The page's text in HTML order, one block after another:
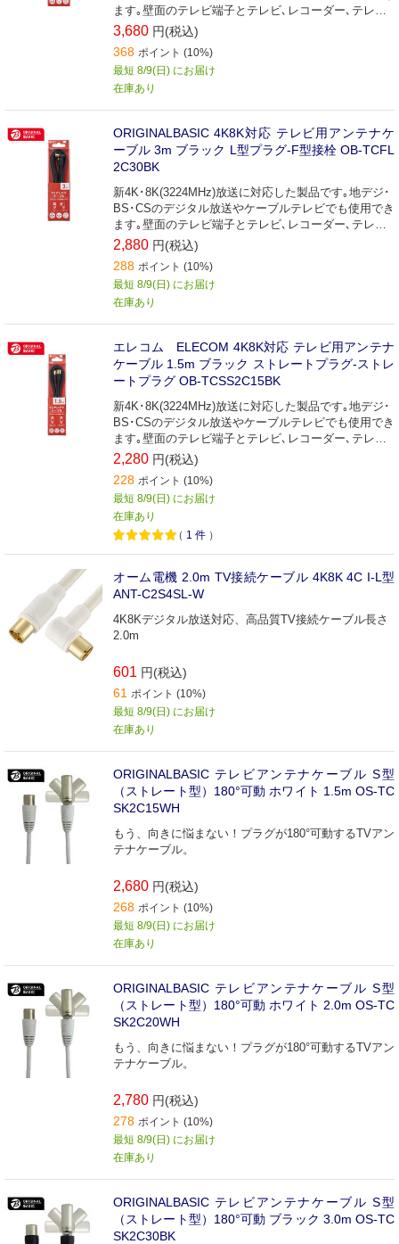
ます｡壁面のテレビ端子とテレビ､レコーダー､テレビ
チューナー付パソコンなどの接続に最適な接続ケーブ
ルです(5m)｡
3,680 円(税込)
368 ポイント (10%)
最短 8/9(日) にお届け
在庫あり
ORIGINALBASIC 4K8K対応 テレビ用アンテナケ
ーブル 3m ブラック L型プラグ-F型接栓 OB-TCFL
2C30BK
新4K･8K(3224MHz)放送に対応した製品です｡地デジ･
BS･CSのデジタル放送やケーブルテレビでも使用でき
ます｡壁面のテレビ端子とテレビ､レコーダー､テレビ
チューナー付パソコンなどの接続に最適な接続ケーブ
ルです(3m)｡
2,880 円(税込)
288 ポイント (10%)
最短 8/9(日) にお届け
在庫あり
エレコム ELECOM 4K8K対応 テレビ用アンテナ
ケーブル 1.5m ブラック ストレートプラグ-ストレ
ートプラグ OB-TCSS2C15BK
新4K･8K(3224MHz)放送に対応した製品です｡地デジ･
BS･CSのデジタル放送やケーブルテレビでも使用でき
ます｡壁面のテレビ端子とテレビ､レコーダー､テレビ
チューナー付パソコンなどの接続に最適な接続ケーブ
ルです(1.5m)｡
2,280 円(税込)
228 ポイント (10%)
最短 8/9(日) にお届け
在庫あり
（ 1 件 ）
オーム電機 2.0m TV接続ケーブル 4K8K 4C I-L型
ANT-C2S4SL-W
4K8Kデジタル放送対応、高品質TV接続ケーブル長さ
2.0m
601 円(税込)
61 ポイント (10%)
最短 8/9(日) にお届け
在庫あり
ORIGINALBASIC テレビアンテナケーブル S型
（ストレート型）180°可動 ホワイト 1.5m OS-TC
SK2C15WH
もう、向きに悩まない！プラグが180°可動するTVアン
テナケーブル。
2,680 円(税込)
268 ポイント (10%)
最短 8/9(日) にお届け
在庫あり
ORIGINALBASIC テレビアンテナケーブル S型
（ストレート型）180°可動 ホワイト 2.0m OS-TC
SK2C20WH
もう、向きに悩まない！プラグが180°可動するTVアン
テナケーブル。
2,780 円(税込)
278 ポイント (10%)
最短 8/9(日) にお届け
在庫あり
ORIGINALBASIC テレビアンテナケーブル S型
（ストレート型）180°可動 ブラック 3.0m OS-TC
SK2C30BK